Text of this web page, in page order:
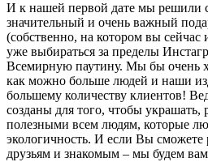
И к нашей первой дате мы решили
значительный и очень важный
(собственно, на котором вы сейчас
уже выбираться за пределы
Всемирную паутину. Мы бы очень
как можно больше людей и наши
большему количеству клиентов!
созданы для того, чтобы украшать,
полезными всем людям, которые
экологичность. И если Вы сможете
друзьям и знакомым – мы будем